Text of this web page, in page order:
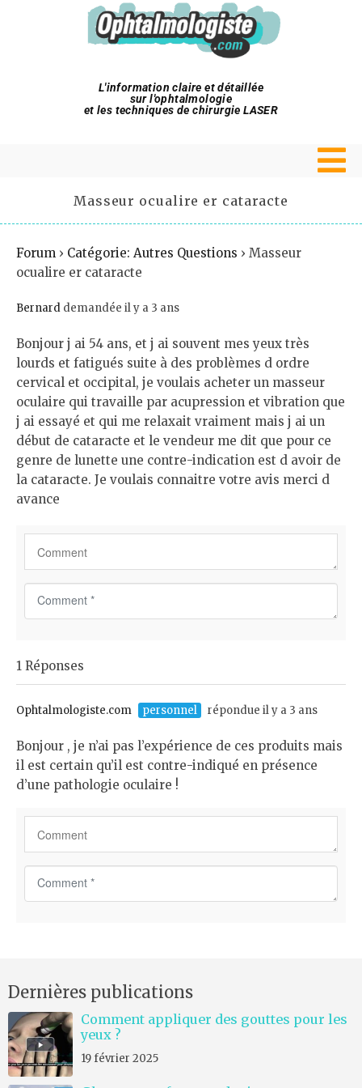
L'information claire et détaillée
sur l'ophtalmologie
et les techniques de chirurgie LASER
Masseur ocualire er cataracte
Forum › Catégorie: Autres Questions › Masseur
ocualire er cataracte
Bernard demandée il y a 3 ans
Bonjour j ai 54 ans, et j ai souvent mes yeux très
lourds et fatigués suite à des problèmes d ordre
cervical et occipital, je voulais acheter un masseur
oculaire qui travaille par acupression et vibration que
j ai essayé et qui me relaxait vraiment mais j ai un
début de cataracte et le vendeur me dit que pour ce
genre de lunette une contre-indication est d avoir de
la cataracte. Je voulais connaitre votre avis merci d
avance
e
n
t
1 Réponses
Ophtalmologiste.com personnel répondue il y a 3 ans
Bonjour , je n’ai pas l’expérience de ces produits mais
il est certain qu’il est contre-indiqué en présence
d’une pathologie oculaire !
t
*
Dernières publications
Comment appliquer des gouttes pour les
yeux ?
19 février 2025